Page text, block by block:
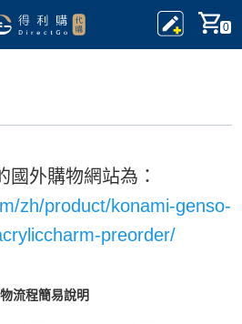
0
國外購物網站為：
zh/product/konami-genso-
preorder/
流程簡易說明